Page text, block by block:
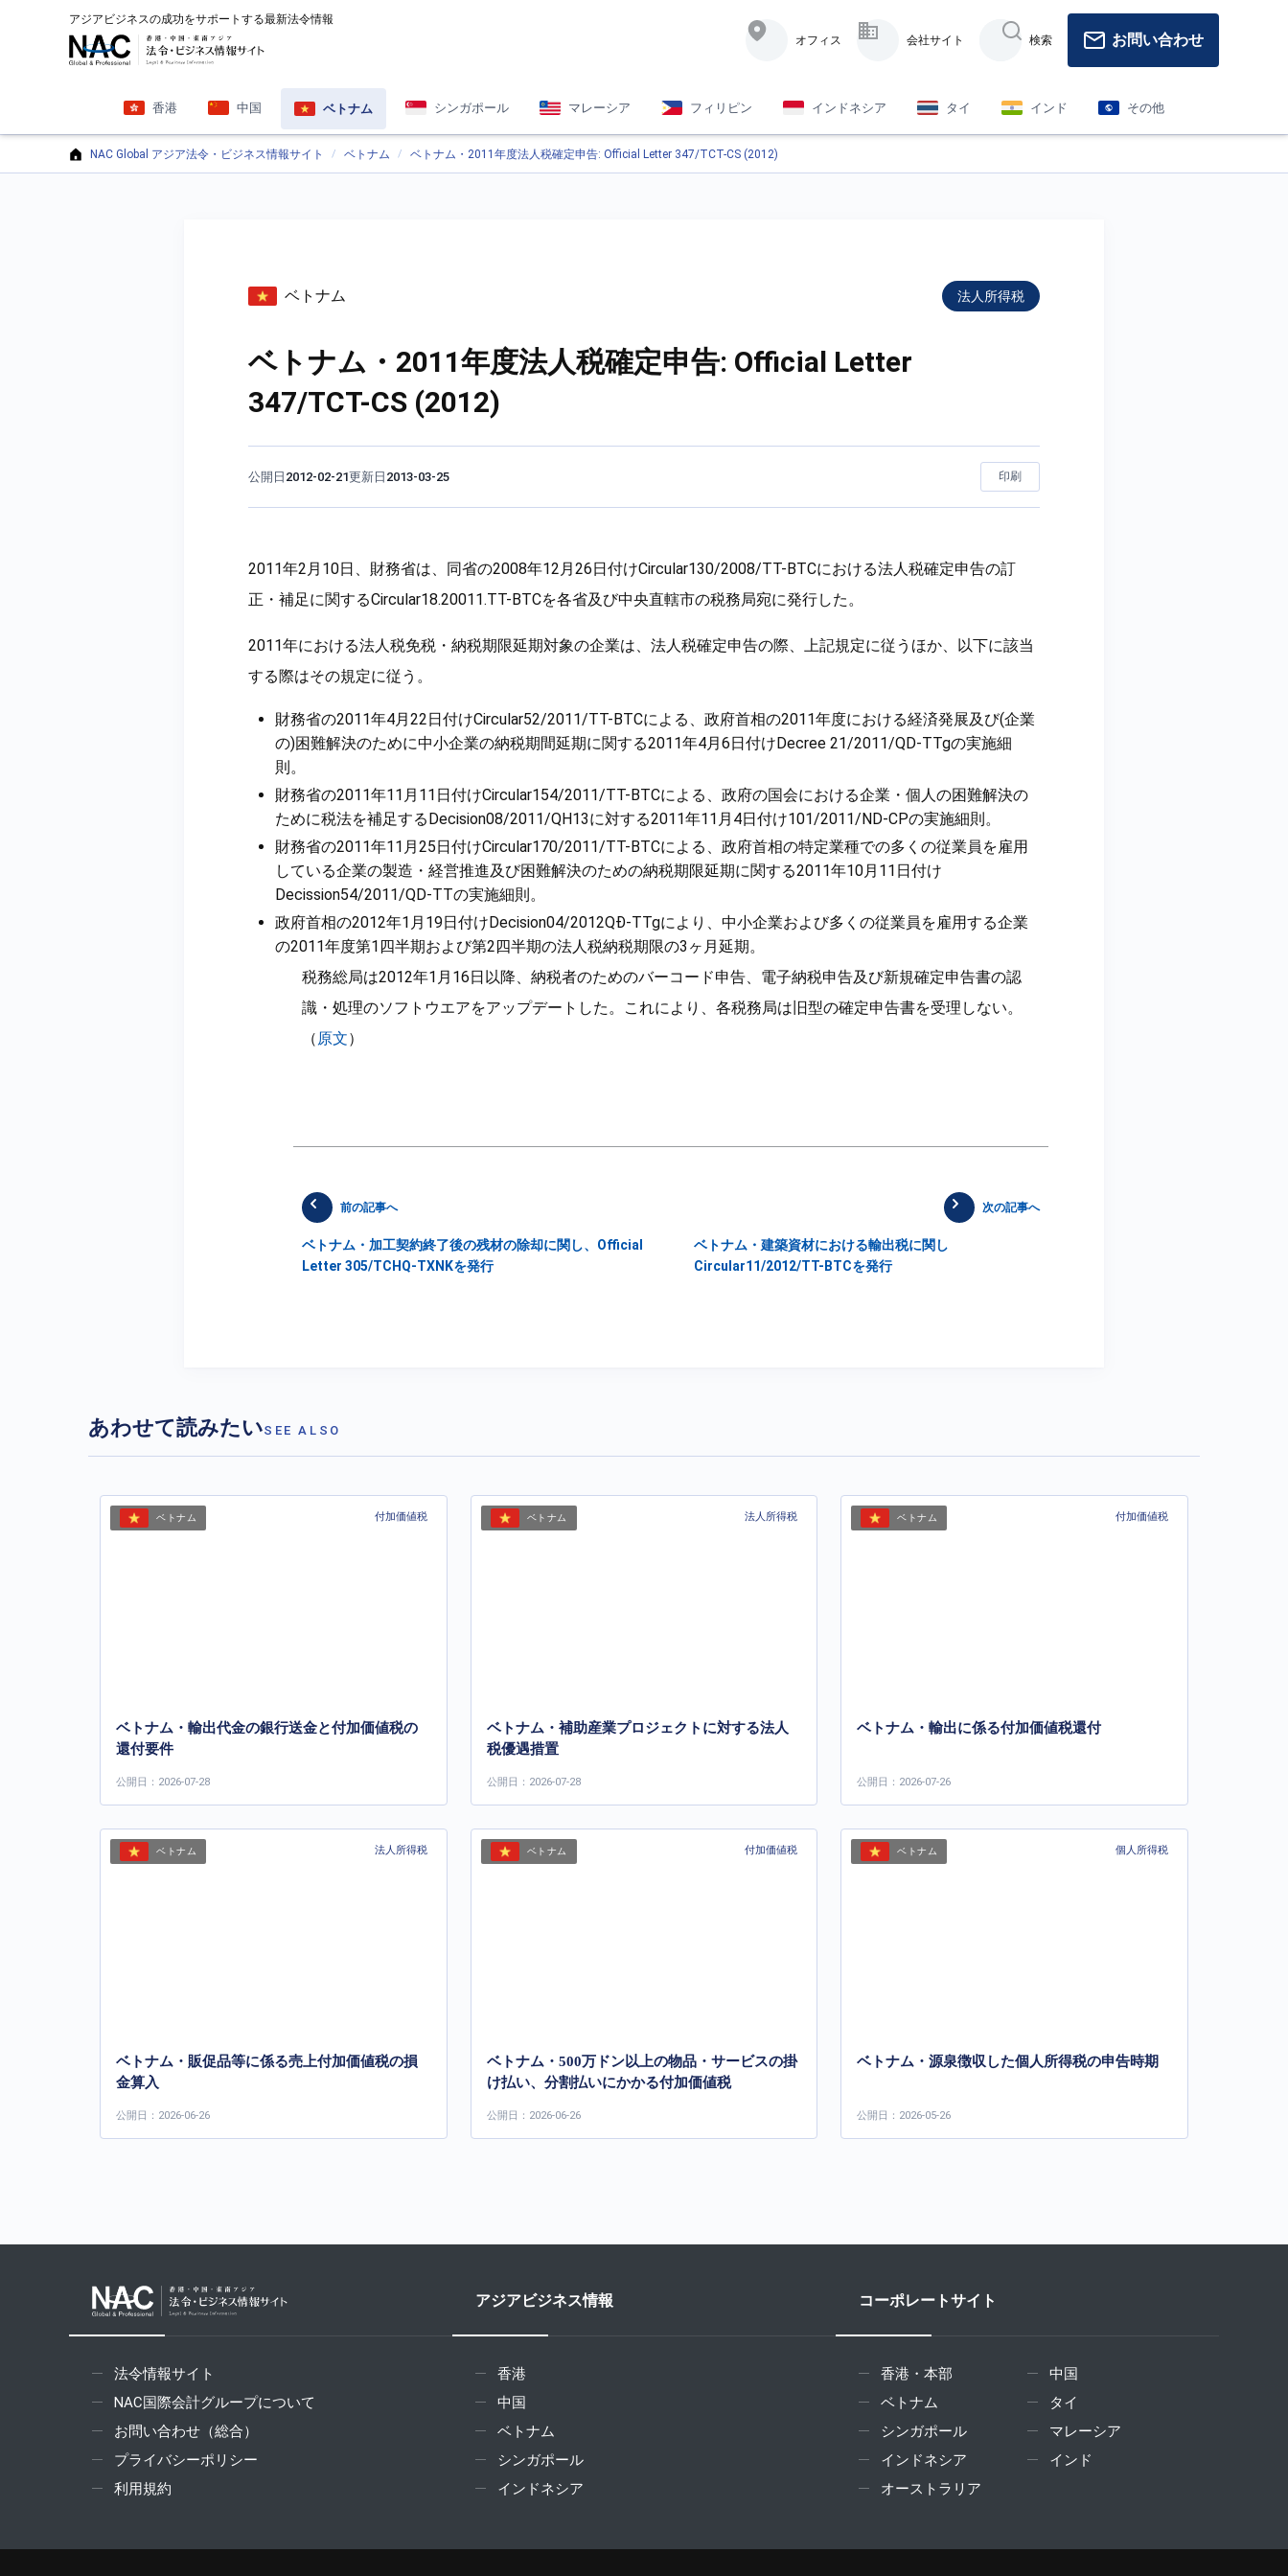
アジアビジネスの成功をサポートする最新法令情報
オフィス
会社サイト 検索 お問い合わせ
香港 中国 ベトナム シンガポール マレーシア フィリピン インドネシア タイ インド その他
NAC Global アジア法令・ビジネス情報サイト ベトナム ベトナム・2011年度法人税確定申告: Official Letter 347/TCT-CS (2012)
ベトナム 法人所得税
ベトナム・2011年度法人税確定申告: Official Letter
347/TCT-CS (2012)
公開日 2012-02-21更新日 2013-03-25 印刷
2011年2月10日、財務省は、同省の2008年12月26日付けCircular130/2008/TT-BTCにおける法人税確定申告の訂
正・補足に関するCircular18.20011.TT-BTCを各省及び中央直轄市の税務局宛に発行した。
2011年における法人税免税・納税期限延期対象の企業は、法人税確定申告の際、上記規定に従うほか、以下に該当
する際はその規定に従う。
財務省の2011年4月22日付けCircular52/2011/TT-BTCによる、政府首相の2011年度における経済発展及び(企業
の)困難解決のために中小企業の納税期間延期に関する2011年4月6日付けDecree 21/2011/QD-TTgの実施細
則。
財務省の2011年11月11日付けCircular154/2011/TT-BTCによる、政府の国会における企業・個人の困難解決の
ために税法を補足するDecision08/2011/QH13に対する2011年11月4日付け101/2011/ND-CPの実施細則。
財務省の2011年11月25日付けCircular170/2011/TT-BTCによる、政府首相の特定業種での多くの従業員を雇用
している企業の製造・経営推進及び困難解決のための納税期限延期に関する2011年10月11日付け
Decission54/2011/QD-TTの実施細則。
政府首相の2012年1月19日付けDecision04/2012QĐ-TTgにより、中小企業および多くの従業員を雇用する企業
の2011年度第1四半期および第2四半期の法人税納税期限の3ヶ月延期。
税務総局は2012年1月16日以降、納税者のためのバーコード申告、電子納税申告及び新規確定申告書の認
識・処理のソフトウエアをアップデートした。これにより、各税務局は旧型の確定申告書を受理しない。
（原文）
次の記事へ
ベトナム・建築資材における輸出税に関し
Circular11/2012/TT-BTCを発行
前の記事へ
ベトナム・加工契約終了後の残材の除却に関し、Official
Letter 305/TCHQ-TXNKを発行
あわせて読みたいSEE ALSO
ベトナム 付加価値税
ベトナム・輸出代金の銀行送金と付加価値税の
還付要件
公開日：2026-07-28
ベトナム 法人所得税
ベトナム・補助産業プロジェクトに対する法人
税優遇措置
公開日：2026-07-28
ベトナム 付加価値税
ベトナム・輸出に係る付加価値税還付
公開日：2026-07-26
ベトナム 法人所得税
ベトナム・販促品等に係る売上付加価値税の損
金算入
公開日：2026-06-26
ベトナム 付加価値税
ベトナム・500万ドン以上の物品・サービスの掛
け払い、分割払いにかかる付加価値税
公開日：2026-06-26
ベトナム 個人所得税
ベトナム・源泉徴収した個人所得税の申告時期
公開日：2026-05-26
法令情報サイト
NAC国際会計グループについて
お問い合わせ（総合）
プライバシーポリシー
利用規約
アジアビジネス情報
香港
中国
ベトナム
シンガポール
インドネシア
コーポレートサイト
香港・本部
中国
ベトナム
タイ
シンガポール
マレーシア
インドネシア
インド
オーストラリア